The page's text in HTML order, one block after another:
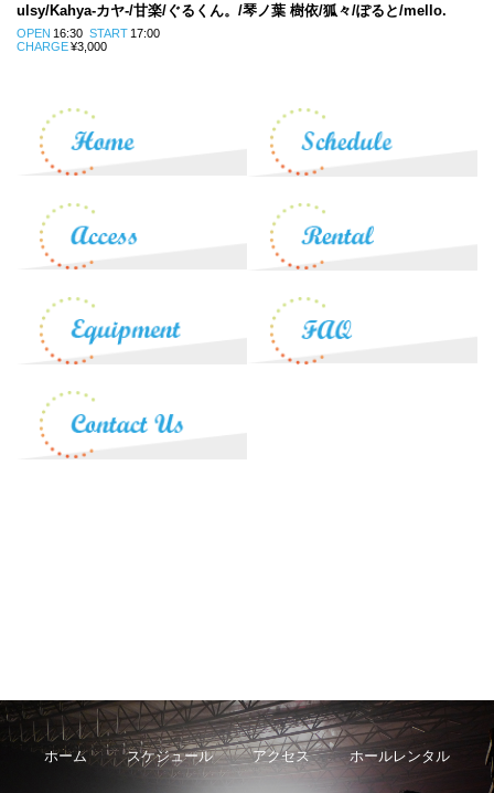
ulsy/Kahya-カヤ-/甘楽/ぐるくん。/琴ノ葉 樹依/狐々/ぽると/mello.
OPEN 16:30 START 17:00
CHARGE¥3,000
ホーム スケジュール アクセス ホールレンタル